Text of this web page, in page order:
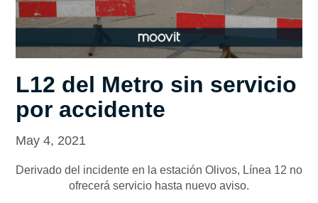
L12 del Metro sin servicio
por accidente
May 4, 2021
Derivado del incidente en la estación Olivos, Línea 12 no
ofrecerá servicio hasta nuevo aviso.